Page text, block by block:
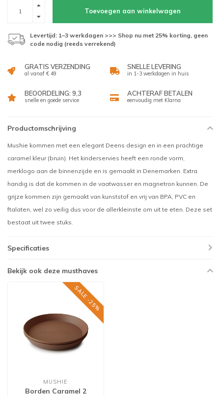
Toevoegen aan winkelwagen
Levertijd: 1–3 werkdagen >>> Shop nu met 25% korting, geen
code nodig (reeds verrekend)
GRATIS VERZENDING
al vanaf € 49
SNELLE LEVERING
in 1-3 werkdagen in huis
BEOORDELING: 9,3
snelle en goede service
ACHTERAF BETALEN
eenvoudig met Klarna
Productomschrijving
Mushie kommen met een elegant Deens design en in een prachtige
caramel kleur (bruin). Het kinderservies heeft een ronde vorm,
merklogo aan de binnenzijde en is gemaakt in Denemarken. Extra
handig is dat de kommen in de vaatwasser en magnetron kunnen. De
grijze kommen zijn gemaakt van kunststof en vrij van BPA, PVC en
ftalaten, wel zo veilig dus voor de allerkleinste om uit te eten. Deze set
bestaat uit twee stuks.
Specificaties
Bekijk ook deze musthaves
SALE -25%
MUSHIE
Borden Caramel 2